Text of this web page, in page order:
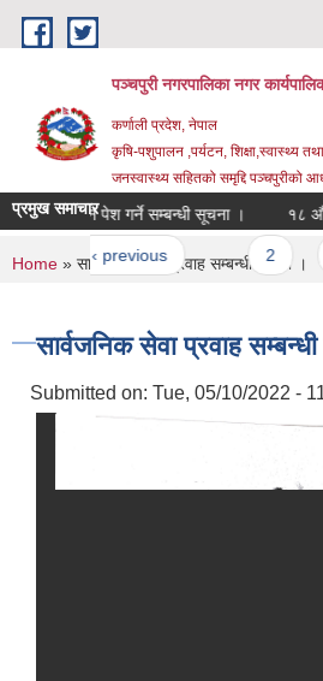
Skip to main content
पञ्चपुरी नगरपालिका नगर
कर्णाली प्रदेश, नेपाल
कृषि-पशुपालन ,पर्यटन, शिक्षा,स्वास्थ्य
जनस्वास्थ्य सहितको समृद्दि पञ्चपुरीको
प्रमुख समाचार
आवेदन पेश गर्ने सम्बन्धी सूचना । १८ औँ
‹ previous … 2 3
You are here
Home » सार्वजनिक सेवा प्रवाह सम्बन्धी सूचना ।
सार्वजनिक सेवा प्रवाह
Submitted on: Tue, 05/10/2022 -